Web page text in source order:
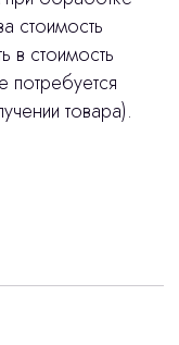
стоимость
в стоимость
потребуется
товара).